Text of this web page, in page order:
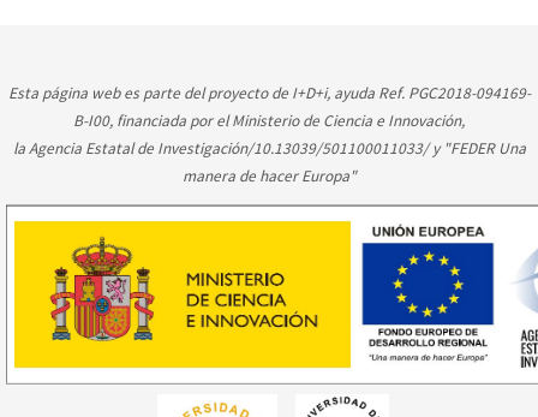
Esta página web es parte del proyecto de I+D+i, ayuda Ref. PGC2018-094169-
B-I00, financiada por el Ministerio de Ciencia e Innovación,
la Agencia Estatal de Investigación/10.13039/501100011033/ y "FEDER Una
manera de hacer Europa"